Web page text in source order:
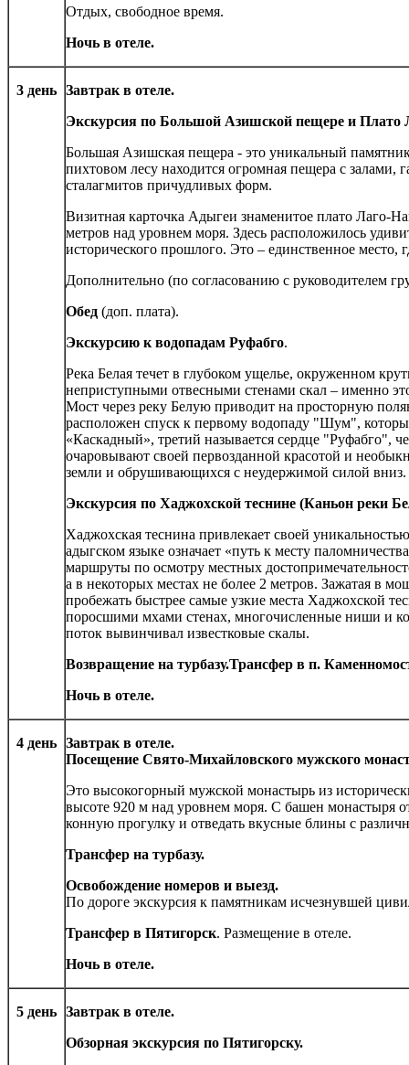
Отдых, свободное время.
Ночь в отеле.
3 день Завтрак в отеле.
Экскурсия по Большой Азишской пещере и Плато
Большая Азишская пещера - это уникальный
пихтовом лесу находится огромная пещера с залами,
сталагмитов причудливых форм.
Визитная карточка Адыгеи знаменитое плато Лаго-
метров над уровнем моря. Здесь расположилось
исторического прошлого. Это – единственное место,
Дополнительно (по согласованию с руководителем
Обед (доп. плата).
Экскурсию к водопадам Руфабго.
Река Белая течет в глубоком ущелье, окруженном
неприступными отвесными стенами скал – именно
Мост через реку Белую приводит на просторную
расположен спуск к первому водопаду "Шум",
«Каскадный», третий называется сердце
очаровывают своей первозданной красотой и
земли и обрушивающихся с неудержимой силой вниз.
Экскурсия по Хаджохской теснине (Каньон реки
Хаджохская теснина привлекает своей
адыгском языке означает «путь к месту
маршруты по осмотру местных
а в некоторых местах не более 2 метров. Зажатая в
пробежать быстрее самые узкие места Хаджохской
поросшими мхами стенах, многочисленные ниши и
поток вывинчивал известковые скалы.
Возвращение на турбазу.Трансфер в п.
Ночь в отеле.
4 день Завтрак в отеле.
Посещение Свято-Михайловского мужского
Это высокогорный мужской монастырь из
высоте 920 м над уровнем моря. С башен монастыря
конную прогулку и отведать вкусные блины с
Трансфер на турбазу.
Освобождение номеров и выезд.
По дороге экскурсия к памятникам исчезнувшей
Трансфер в Пятигорск. Размещение в отеле.
Ночь в отеле.
5 день Завтрак в отеле.
Обзорная экскурсия по Пятигорску.